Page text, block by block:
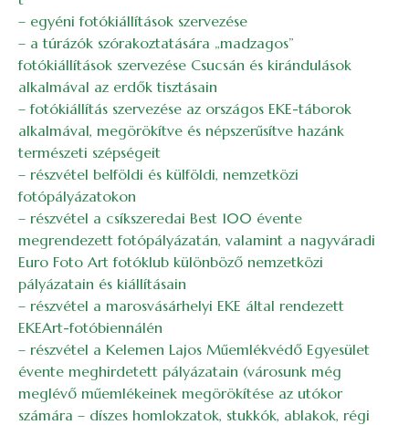
– egyéni fotókiállítások szervezése
– a túrázók szórakoztatására „madzagos”
fotókiállítások szervezése Csucsán és kirándulások
alkalmával az erdők tisztásain
– fotókiállítás szervezése az országos EKE-táborok
alkalmával, megörökítve és népszerűsítve hazánk
természeti szépségeit
– részvétel belföldi és külföldi, nemzetközi
fotópályázatokon
– részvétel a csíkszeredai Best 100 évente
megrendezett fotópályázatán, valamint a nagyváradi
Euro Foto Art fotóklub különböző nemzetközi
pályázatain és kiállításain
– részvétel a marosvásárhelyi EKE által rendezett
EKEArt-fotóbiennálén
– részvétel a Kelemen Lajos Műemlékvédő Egyesület
évente meghirdetett pályázatain (városunk még
meglévő műemlékeinek megörökítése az utókor
számára – díszes homlokzatok, stukkók, ablakok, régi